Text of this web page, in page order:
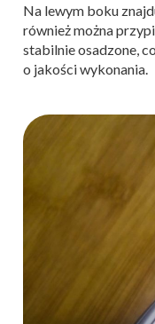
Na lewym boku
również można
stabilnie osadzone,
o jakości wykonania.